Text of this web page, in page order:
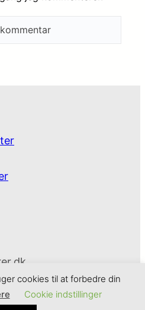
cookies til at forbedre din
Cookie indstillinger